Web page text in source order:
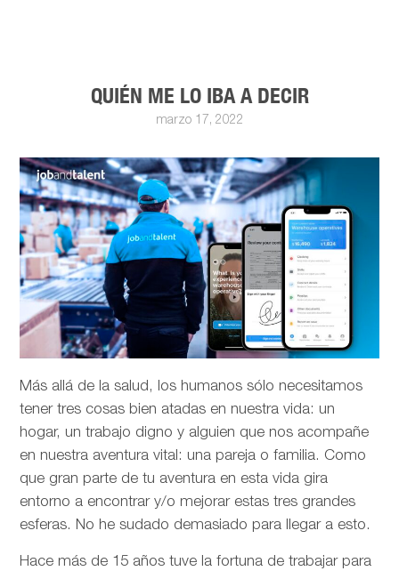
QUIÉN ME LO IBA A DECIR
marzo 17, 2022
Más allá de la salud, los humanos sólo necesitamos
tener tres cosas bien atadas en nuestra vida: un
hogar, un trabajo digno y alguien que nos acompañe
en nuestra aventura vital: una pareja o familia. Como
que gran parte de tu aventura en esta vida gira
entorno a encontrar y/o mejorar estas tres grandes
esferas. No he sudado demasiado para llegar a esto.
Hace más de 15 años tuve la fortuna de trabajar para